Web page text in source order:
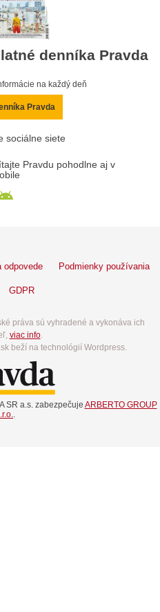
denníka Pravda
na každý deň
Pravda
sociálne siete
Pravdu pohodlne aj v
odpovede Podmienky používania
GDPR
práva sú vyhradené a vykonáva ich
viac info.
beží na technológií Wordpress.
SR a.s. zabezpečuje ARBERTO GROUP